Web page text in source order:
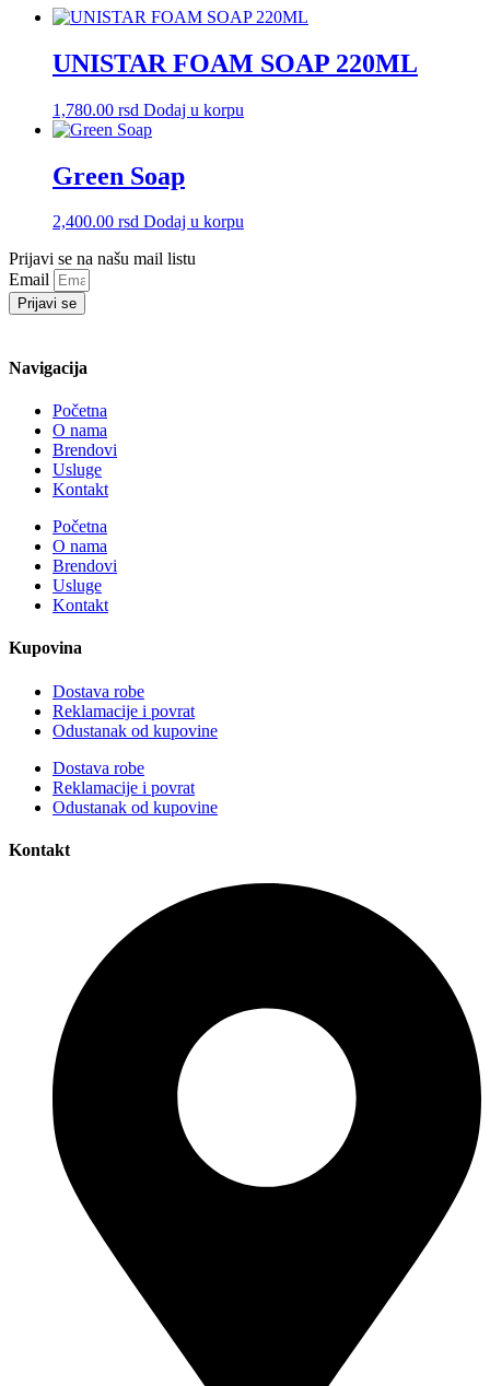
UNISTAR FOAM SOAP 220ML
1,780.00 rsd Dodaj u korpu
Green Soap
2,400.00 rsd Dodaj u korpu
Prijavi se na našu mail listu
Email
Prijavi se
Navigacija
Početna
O nama
Brendovi
Usluge
Kontakt
Početna
O nama
Brendovi
Usluge
Kontakt
Kupovina
Dostava robe
Reklamacije i povrat
Odustanak od kupovine
Dostava robe
Reklamacije i povrat
Odustanak od kupovine
Kontakt